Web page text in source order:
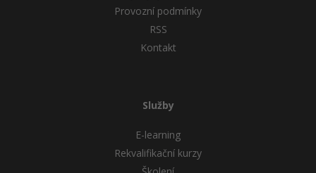
Provozní podmínky
RSS
Kontakt
Služby
E-learning
Rekvalifikační kurzy